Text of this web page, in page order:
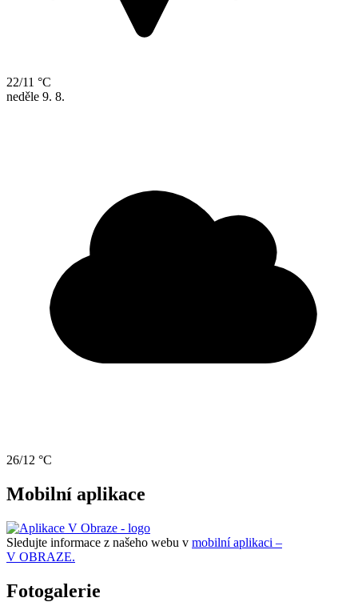
22/11 °C
neděle 9. 8.
26/12 °C
Mobilní aplikace
Sledujte informace z našeho webu v mobilní aplikaci –
V OBRAZE.
Fotogalerie